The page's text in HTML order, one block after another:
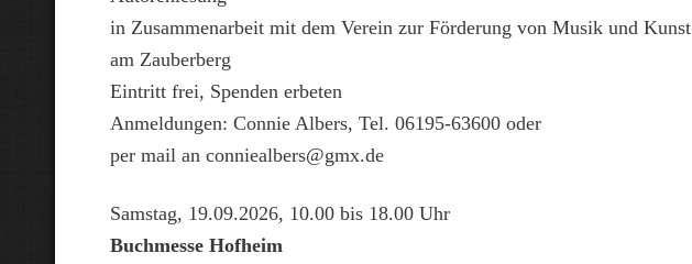
in Zusammenarbeit mit dem Verein zur Förderung von Musik und Kunst
am Zauberberg
Eintritt frei, Spenden erbeten
Anmeldungen: Connie Albers, Tel. 06195-63600 oder
per mail an conniealbers@gmx.de
Samstag, 19.09.2026, 10.00 bis 18.00 Uhr
Buchmesse Hofheim